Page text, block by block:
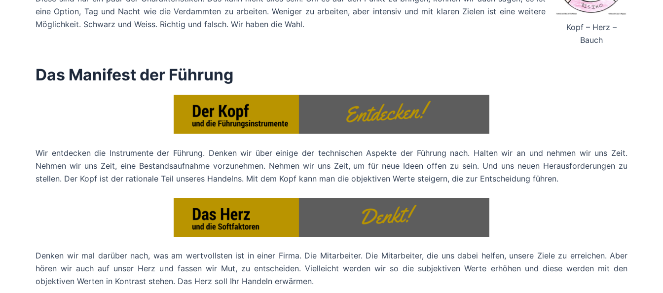
Kopf – Herz –
Bauch
eine Option, Tag und Nacht wie die Verdammten zu arbeiten. Weniger zu arbeiten, aber intensiv und mit klaren Zielen ist eine weitere
Möglichkeit. Schwarz und Weiss. Richtig und falsch. Wir haben die Wahl.
Das Manifest der Führung
Wir entdecken die Instrumente der Führung. Denken wir über einige der technischen Aspekte der Führung nach. Halten wir an und nehmen wir uns Zeit.
Nehmen wir uns Zeit, eine Bestandsaufnahme vorzunehmen. Nehmen wir uns Zeit, um für neue Ideen offen zu sein. Und uns neuen Herausforderungen zu
stellen. Der Kopf ist der rationale Teil unseres Handelns. Mit dem Kopf kann man die objektiven Werte steigern, die zur Entscheidung führen.
Denken wir mal darüber nach, was am wertvollsten ist in einer Firma. Die Mitarbeiter. Die Mitarbeiter, die uns dabei helfen, unsere Ziele zu erreichen. Aber
hören wir auch auf unser Herz und fassen wir Mut, zu entscheiden. Vielleicht werden wir so die subjektiven Werte erhöhen und diese werden mit den
objektiven Werten in Kontrast stehen. Das Herz soll Ihr Handeln erwärmen.